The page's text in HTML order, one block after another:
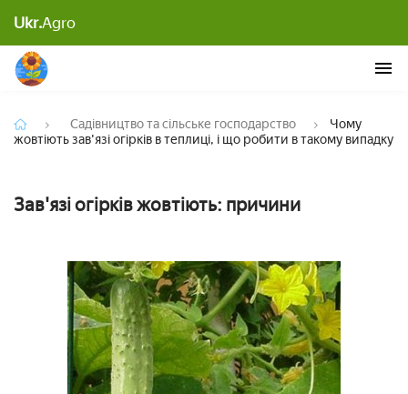
Ukr.Agroробити в такому випадку
Садівництво та сільське господарство
Чому
жовтіють зав'язі огірків в теплиці, і що робити в такому випадку
Зав'язі огірків жовтіють: причини